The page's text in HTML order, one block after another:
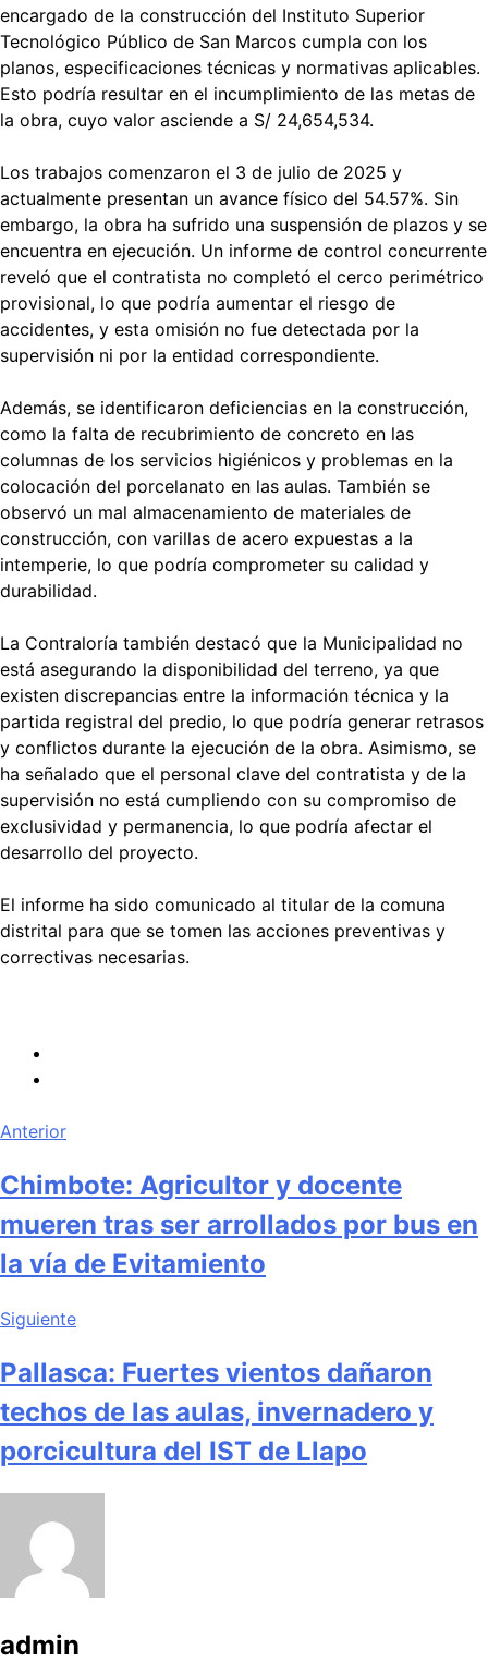
encargado de la construcción del Instituto Superior
Tecnológico Público de San Marcos cumpla con los
planos, especificaciones técnicas y normativas aplicables.
Esto podría resultar en el incumplimiento de las metas de
la obra, cuyo valor asciende a S/ 24,654,534.
Los trabajos comenzaron el 3 de julio de 2025 y
actualmente presentan un avance físico del 54.57%. Sin
embargo, la obra ha sufrido una suspensión de plazos y se
encuentra en ejecución. Un informe de control concurrente
reveló que el contratista no completó el cerco perimétrico
provisional, lo que podría aumentar el riesgo de
accidentes, y esta omisión no fue detectada por la
supervisión ni por la entidad correspondiente.
Además, se identificaron deficiencias en la construcción,
como la falta de recubrimiento de concreto en las
columnas de los servicios higiénicos y problemas en la
colocación del porcelanato en las aulas. También se
observó un mal almacenamiento de materiales de
construcción, con varillas de acero expuestas a la
intemperie, lo que podría comprometer su calidad y
durabilidad.
La Contraloría también destacó que la Municipalidad no
está asegurando la disponibilidad del terreno, ya que
existen discrepancias entre la información técnica y la
partida registral del predio, lo que podría generar retrasos
y conflictos durante la ejecución de la obra. Asimismo, se
ha señalado que el personal clave del contratista y de la
supervisión no está cumpliendo con su compromiso de
exclusividad y permanencia, lo que podría afectar el
desarrollo del proyecto.
El informe ha sido comunicado al titular de la comuna
distrital para que se tomen las acciones preventivas y
correctivas necesarias.
Anterior
Chimbote: Agricultor y docente
mueren tras ser arrollados por bus en
la vía de Evitamiento
Siguiente
Pallasca: Fuertes vientos dañaron
techos de las aulas, invernadero y
porcicultura del IST de Llapo
admin